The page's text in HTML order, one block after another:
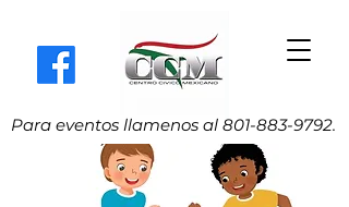
Para eventos llamenos al 801-883-9792.